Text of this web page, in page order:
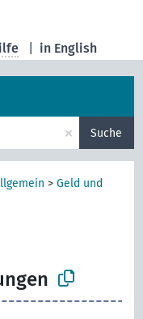
in English
× Suche
>Geld und